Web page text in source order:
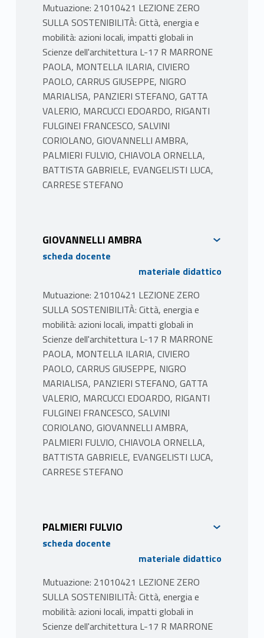
Mutuazione: 21010421 LEZIONE ZERO
SULLA SOSTENIBILITÀ: Città, energia e
mobilità: azioni locali, impatti globali in
Scienze dell'architettura L-17 R MARRONE
PAOLA, MONTELLA ILARIA, CIVIERO
PAOLO, CARRUS GIUSEPPE, NIGRO
MARIALISA, PANZIERI STEFANO, GATTA
VALERIO, MARCUCCI EDOARDO, RIGANTI
FULGINEI FRANCESCO, SALVINI
CORIOLANO, GIOVANNELLI AMBRA,
PALMIERI FULVIO, CHIAVOLA ORNELLA,
BATTISTA GABRIELE, EVANGELISTI LUCA,
CARRESE STEFANO
GIOVANNELLI AMBRA
scheda docente
materiale didattico
Mutuazione: 21010421 LEZIONE ZERO
SULLA SOSTENIBILITÀ: Città, energia e
mobilità: azioni locali, impatti globali in
Scienze dell'architettura L-17 R MARRONE
PAOLA, MONTELLA ILARIA, CIVIERO
PAOLO, CARRUS GIUSEPPE, NIGRO
MARIALISA, PANZIERI STEFANO, GATTA
VALERIO, MARCUCCI EDOARDO, RIGANTI
FULGINEI FRANCESCO, SALVINI
CORIOLANO, GIOVANNELLI AMBRA,
PALMIERI FULVIO, CHIAVOLA ORNELLA,
BATTISTA GABRIELE, EVANGELISTI LUCA,
CARRESE STEFANO
PALMIERI FULVIO
scheda docente
materiale didattico
Mutuazione: 21010421 LEZIONE ZERO
SULLA SOSTENIBILITÀ: Città, energia e
mobilità: azioni locali, impatti globali in
Scienze dell'architettura L-17 R MARRONE